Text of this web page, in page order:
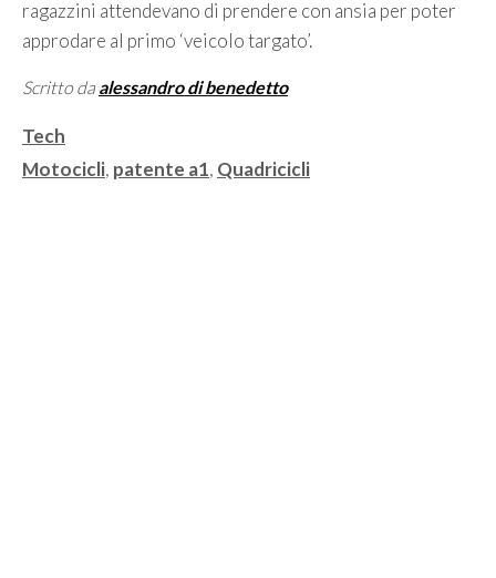
ragazzini attendevano di prendere con ansia per poter
approdare al primo ‘veicolo targato’.
Scritto da alessandro di benedetto
Categorie
Tech
Tag
Motocicli, patente a1, Quadricicli